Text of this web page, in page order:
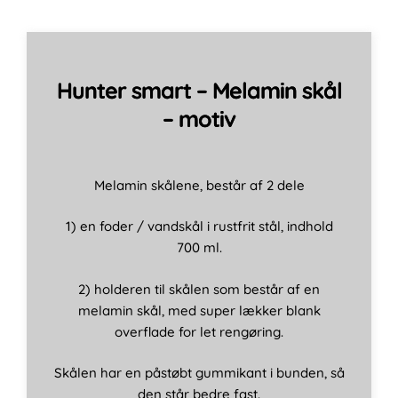
Hunter smart – Melamin skål
– motiv
Melamin skålene, består af 2 dele
1) en foder / vandskål i rustfrit stål, indhold
700 ml.
2) holderen til skålen som består af en
melamin skål, med super lækker blank
overflade for let rengøring.
Skålen har en påstøbt gummikant i bunden, så
den står bedre fast.